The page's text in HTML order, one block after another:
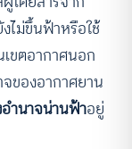
ไม่ขึ้นฟ้าหรือใช้
เขตอากาศนอก
ของอากาศยาน
ำนาจน่านฟ้าอยู่